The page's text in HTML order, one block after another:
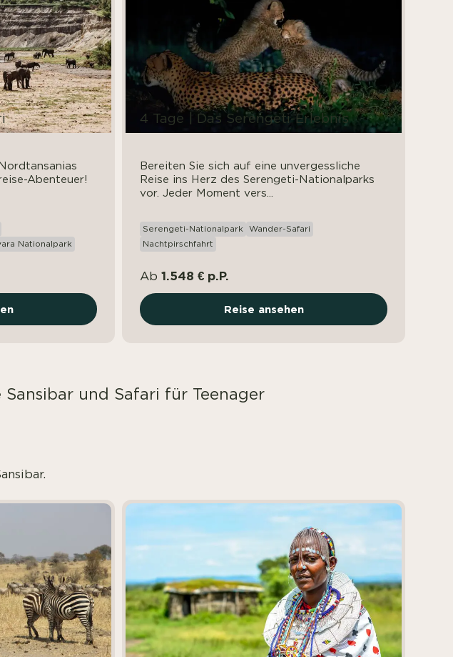
Abenteuer!
Nationalpark
4 Tage | Das Serengeti-Erlebnis
Bereiten Sie sich auf eine unvergessliche
Reise ins Herz des Serengeti-Nationalparks
vor. Jeder Moment vers...
Serengeti-Nationalpark
Wander-Safari
Nachtpirschfahrt
Ab 1.548 € p.P.
Reise ansehen
Sansibar und Safari für Teenager